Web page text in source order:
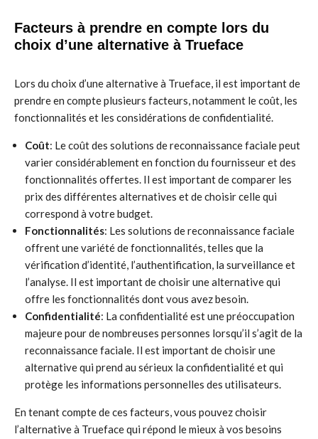
Facteurs à prendre en compte lors du
choix d’une alternative à Trueface
Lors du choix d’une alternative à Trueface, il est important de
prendre en compte plusieurs facteurs, notamment le coût, les
fonctionnalités et les considérations de confidentialité.
Coût: Le coût des solutions de reconnaissance faciale peut
varier considérablement en fonction du fournisseur et des
fonctionnalités offertes. Il est important de comparer les
prix des différentes alternatives et de choisir celle qui
correspond à votre budget.
Fonctionnalités: Les solutions de reconnaissance faciale
offrent une variété de fonctionnalités, telles que la
vérification d’identité, l’authentification, la surveillance et
l’analyse. Il est important de choisir une alternative qui
offre les fonctionnalités dont vous avez besoin.
Confidentialité: La confidentialité est une préoccupation
majeure pour de nombreuses personnes lorsqu’il s’agit de la
reconnaissance faciale. Il est important de choisir une
alternative qui prend au sérieux la confidentialité et qui
protège les informations personnelles des utilisateurs.
En tenant compte de ces facteurs, vous pouvez choisir
l’alternative à Trueface qui répond le mieux à vos besoins